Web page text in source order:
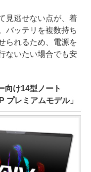
見逃せない点が、着
バッテリを複数持ち
られるため、電源を
ないたい場合でも安
向け14型ノート
プレミアムモデル」